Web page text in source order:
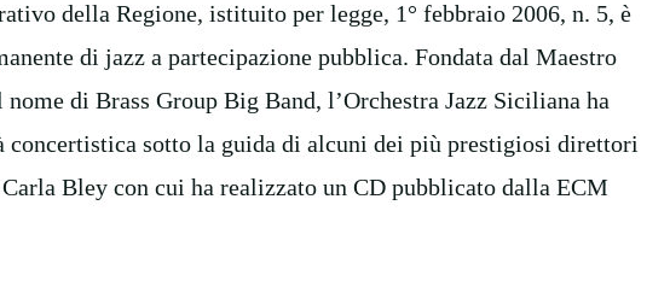
della Regione, istituito per legge, 1° febbraio 2006, n. 5, è
di jazz a partecipazione pubblica. Fondata dal Maestro
di Brass Group Big Band, l’Orchestra Jazz Siciliana ha
concertistica sotto la guida di alcuni dei più prestigiosi direttori
Bley con cui ha realizzato un CD pubblicato dalla ECM